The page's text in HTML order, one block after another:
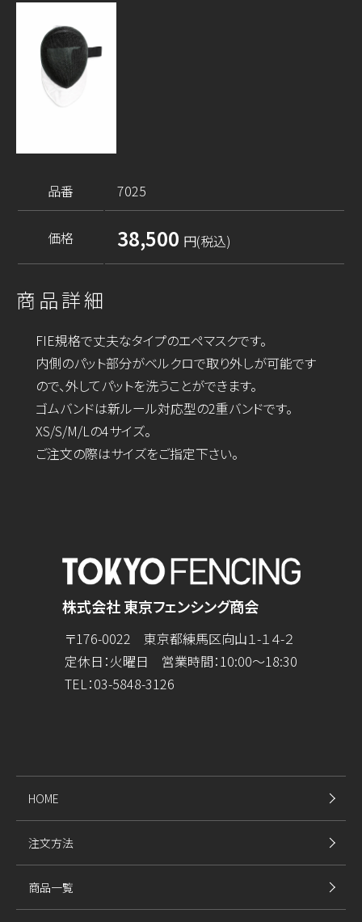
品番 7025
価格 38,500 円(税込)
商品詳細
FIE規格で丈夫なタイプのエペマスクです。
内側のパット部分がベルクロで取り外しが可能です
ので、外してパットを洗うことができます。
ゴムバンドは新ルール対応型の2重バンドです。
XS/S/M/Lの4サイズ。
ご注文の際はサイズをご指定下さい。
株式会社 東京フェンシング商会
〒176-0022 東京都練馬区向山１-１４-２
定休日：火曜日 営業時間：10:00～18:30
TEL：03-5848-3126
HOME
注文方法
商品一覧